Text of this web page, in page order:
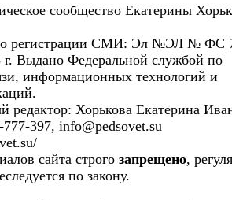
сообщество Екатерины
о регистрации СМИ: Эл №ЭЛ № ФС
г. Выдано Федеральной службой по
информационных технологий и
редактор: Хорькова Екатерина
397, info@pedsovet.su
сайта строго запрещено,
по закону.